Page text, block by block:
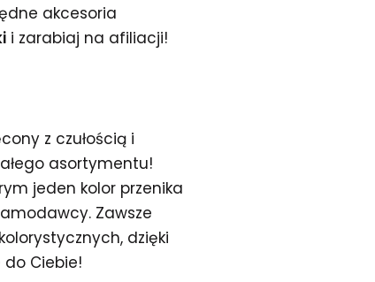
akcesoria
i zarabiaj na afiliacji!
z czułością i
asortymentu!
jeden kolor przenika
Zawsze
dzięki
Ciebie!